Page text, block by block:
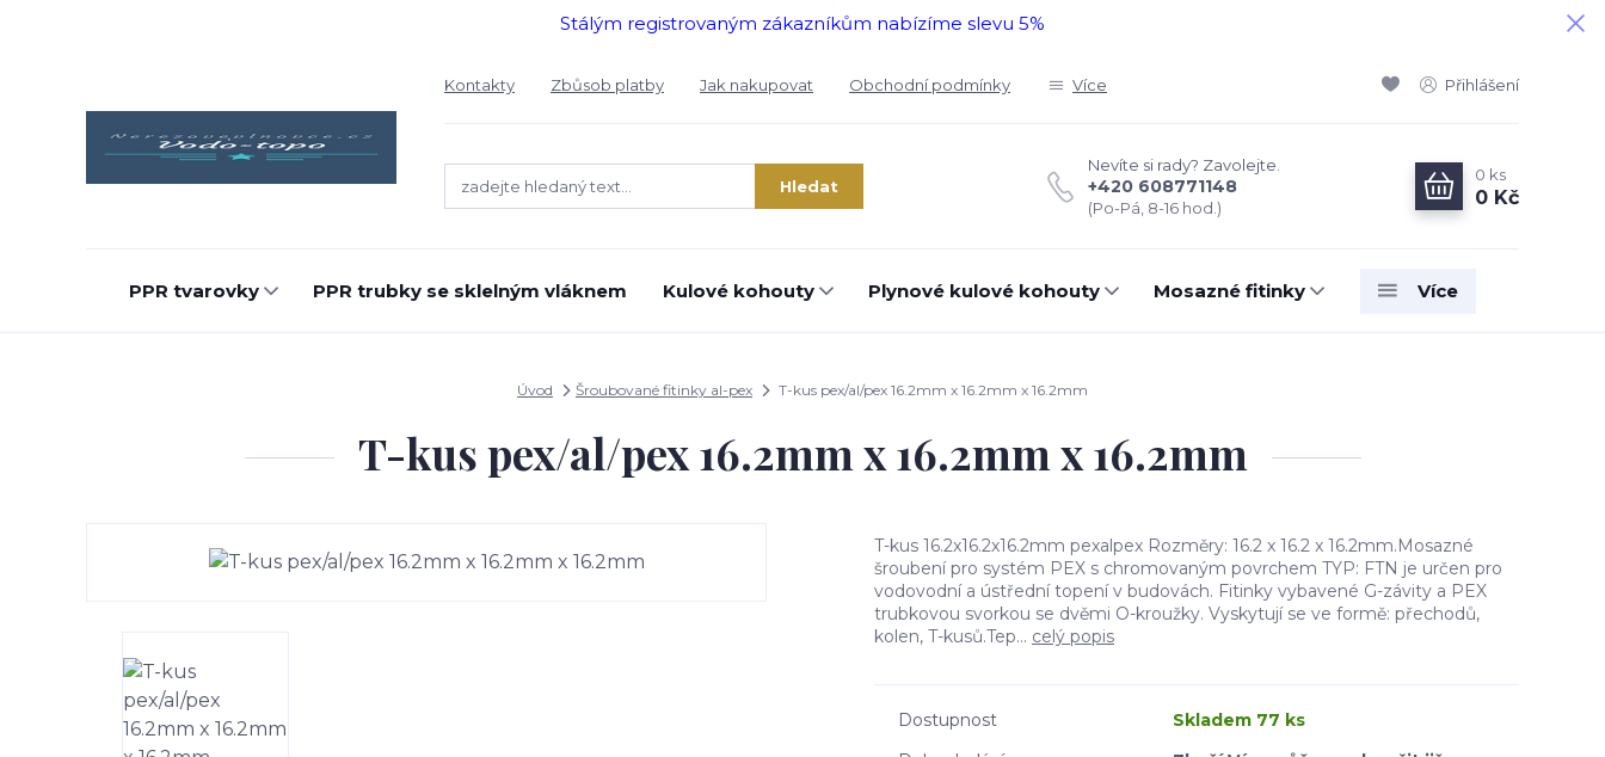
Stálým registrovaným zákazníkům nabízíme slevu 5%
Kontakty Zbůsob platby Jak nakupovat Obchodní podmínky Více Přihlášení
Hledat
Nevíte si rady? Zavolejte.
+420 608771148
(Po-Pá, 8-16 hod.)
0 ks
0 Kč
PPR tvarovky PPR trubky se sklelným vláknem Kulové kohouty Plynové kulové kohouty Mosazné fitinky Více
Úvod Šroubované fitinky al-pex T-kus pex/al/pex 16.2mm x 16.2mm x 16.2mm
T-kus pex/al/pex 16.2mm x 16.2mm x 16.2mm
T-kus 16.2x16.2x16.2mm pexalpex Rozměry: 16.2 x 16.2 x 16.2mm.Mosazné
šroubení pro systém PEX s chromovaným povrchem TYP: FTN je určen pro
vodovodní a ústřední topení v budovách. Fitinky vybavené G-závity a PEX
trubkovou svorkou se dvěmi O-kroužky. Vyskytují se ve formě: přechodů,
kolen, T-kusů.Tep... celý popis
Dostupnost
Skladem 77 ks